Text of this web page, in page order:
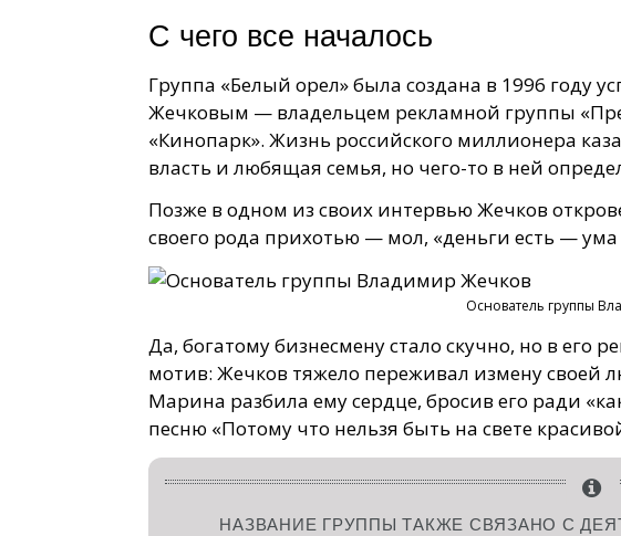
С чего все началось
Группа «Белый орел» была создана в 1996
Жечковым — владельцем рекламной группы
«Кинопарк». Жизнь российского миллионера
власть и любящая семья, но чего-то в ней
Позже в одном из своих интервью Жечков
своего рода прихотью — мол, «деньги есть — ума
Основатель группы
Да, богатому бизнесмену стало скучно, но в его
мотив: Жечков тяжело переживал измену
Марина разбила ему сердце, бросив его ради
песню «Потому что нельзя быть на свете
НАЗВАНИЕ ГРУППЫ ТАКЖЕ СВЯЗАНО С